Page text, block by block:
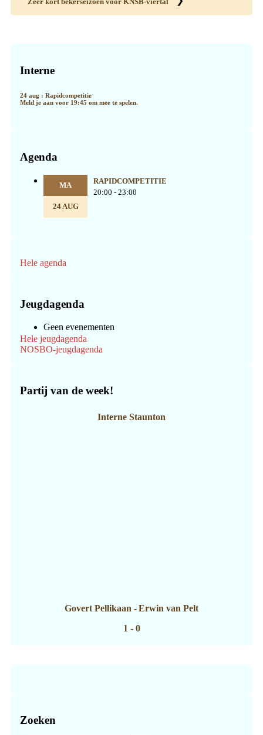
Sidebar
Interne
24 aug : Rapidcompetitie
Meld je aan voor 19:45 om mee te spelen.
Agenda
MA
24 AUG
RAPIDCOMPETITIE
20:00 - 23:00
Hele agenda
Jeugdagenda
Geen evenementen
Hele jeugdagenda
NOSBO-jeugdagenda
Partij van de week!
Interne Staunton
Govert Pellikaan - Erwin van Pelt
1 - 0
Zoeken